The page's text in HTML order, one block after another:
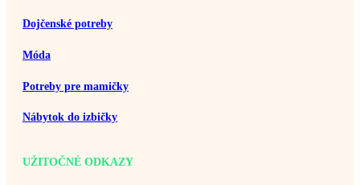
Dojčenské potreby
Móda
Potreby pre mamičky
Nábytok do izbičky
UŽITOČNÉ ODKAZY